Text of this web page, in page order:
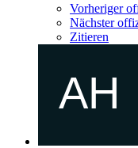
Vorheriger
Nächster
Zitieren